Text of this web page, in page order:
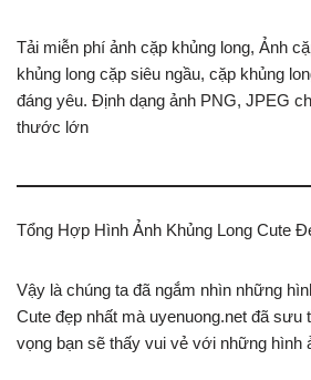
Tải miễn phí ảnh cặp khủng long, Ảnh
khủng long cặp siêu ngầu, cặp khủng
đáng yêu. Định dạng ảnh PNG, JPEG
thước lớn
Tổng Hợp Hình Ảnh Khủng Long Cute
Vậy là chúng ta đã ngắm nhìn những
Cute đẹp nhất mà uyenuong.net đã sưu
vọng bạn sẽ thấy vui vẻ với những hình